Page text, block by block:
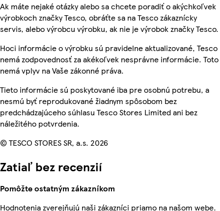
Ak máte nejaké otázky alebo sa chcete poradiť o akýchkoľvek
výrobkoch značky Tesco, obráťte sa na Tesco zákaznícky
servis, alebo výrobcu výrobku, ak nie je výrobok značky Tesco.
Hoci informácie o výrobku sú pravidelne aktualizované, Tesco
nemá zodpovednosť za akékoľvek nesprávne informácie. Toto
nemá vplyv na Vaše zákonné práva.
Tieto informácie sú poskytované iba pre osobnú potrebu, a
nesmú byť reprodukované žiadnym spôsobom bez
predchádzajúceho súhlasu Tesco Stores Limited ani bez
náležitého potvrdenia.
© TESCO STORES SR, a.s. 2026
Zatiaľ bez recenzií
Pomôžte ostatným zákazníkom
Hodnotenia zverejňujú naši zákazníci priamo na našom webe.